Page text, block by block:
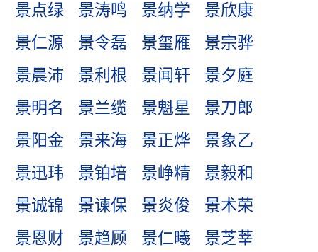
景点绿
景涛鸣 景纳学
景欣康
景仁源
景令磊 景玺雁
景宗骅
景晨沛
景利根 景闻轩
景夕庭
景明名
景兰缆 景魁星
景刀郎
景阳金
景来海 景正烨
景象乙
景迅玮
景铂培 景峥精
景毅和
景诚锦
景谏保 景炎俊
景术荣
景恩财
景趋顾 景仁曦
景芝莘